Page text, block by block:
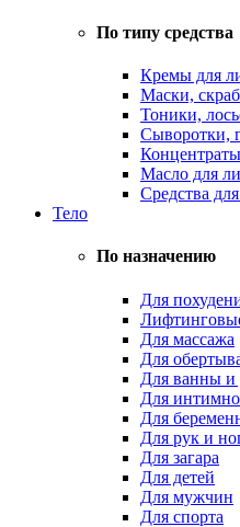
По типу средства
Кремы для
Маски,
Тоники,
Сыворотки,
Масло для
Средства
Тело
По назначению
Для
Для массажа
Для
Для ванны и
Для
Для
Для рук и
Для загара
Для детей
Для мужчин
Для спорта